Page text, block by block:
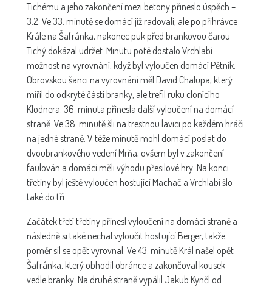
Tichému a jeho zakončení mezi betony přineslo úspěch –
3:2. Ve 33. minutě se domácí již radovali, ale po přihrávce
Krále na Šafránka, nakonec puk před brankovou čarou
Tichý dokázal udržet. Minutu poté dostalo Vrchlabí
možnost na vyrovnání, když byl vyloučen domácí Pětník.
Obrovskou šanci na vyrovnání měl David Chalupa, který
mířil do odkryté části branky, ale trefil ruku clonícího
Klodnera. 36. minuta přinesla další vyloučení na domácí
straně. Ve 38. minutě šli na trestnou lavici po každém hráči
na jedné straně. V téže minutě mohl domácí poslat do
dvoubrankového vedení Mrňa, ovšem byl v zakončení
faulován a domácí měli výhodu přesilové hry. Na konci
třetiny byl ještě vyloučen hostující Machač a Vrchlabí šlo
také do tří.
Začátek třetí třetiny přinesl vyloučení na domácí straně a
následně si také nechal vyloučit hostující Berger, takže
poměr sil se opět vyrovnal. Ve 43. minutě Král našel opět
Šafránka, který obhodil obránce a zakončoval kousek
vedle branky. Na druhé straně vypálil Jakub Kynčl od